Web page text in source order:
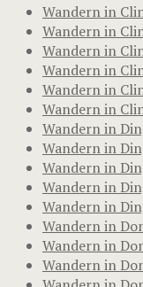
Wandern in
Wandern in
Wandern in
Wandern in
Wandern in
Wandern in
Wandern in
Wandern in
Wandern in
Wandern in
Wandern in
Wandern in
Wandern in
Wandern in